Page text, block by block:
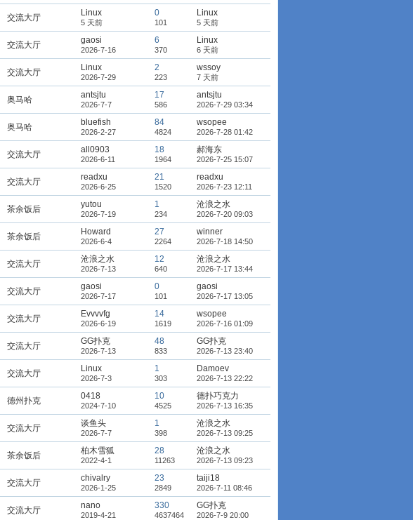
交流大厅 Linux
5 天前
0
101
Linux
5 天前
交流大厅 gaosi
2026-7-16
6
370
Linux
6 天前
交流大厅 Linux
2026-7-29
2
223
wssoy
7 天前
奥马哈 antsjtu
2026-7-7
17
586
antsjtu
2026-7-29 03:34
奥马哈 bluefish
2026-2-27
84
4824
wsopee
2026-7-28 01:42
交流大厅 all0903
2026-6-11
18
1964
郝海东
2026-7-25 15:07
交流大厅 readxu
2026-6-25
21
1520
readxu
2026-7-23 12:11
茶余饭后 yutou
2026-7-19
1
234
沧浪之水
2026-7-20 09:03
茶余饭后 Howard
2026-6-4
27
2264
winner
2026-7-18 14:50
交流大厅 沧浪之水
2026-7-13
12
640
沧浪之水
2026-7-17 13:44
交流大厅 gaosi
2026-7-17
0
101
gaosi
2026-7-17 13:05
交流大厅 Evvvvfg
2026-6-19
14
1619
wsopee
2026-7-16 01:09
交流大厅 GG扑克
2026-7-13
48
833
GG扑克
2026-7-13 23:40
交流大厅 Linux
2026-7-3
1
303
Damoev
2026-7-13 22:22
德州扑克 0418
2024-7-10
10
4525
德扑巧克力
2026-7-13 16:35
交流大厅 谈鱼头
2026-7-7
1
398
沧浪之水
2026-7-13 09:25
茶余饭后 柏木雪狐
2022-4-1
28
11263
沧浪之水
2026-7-13 09:23
交流大厅 chivalry
2026-1-25
23
2849
taiji18
2026-7-11 08:46
交流大厅 nano
2019-4-21
330
4637464
GG扑克
2026-7-9 20:00